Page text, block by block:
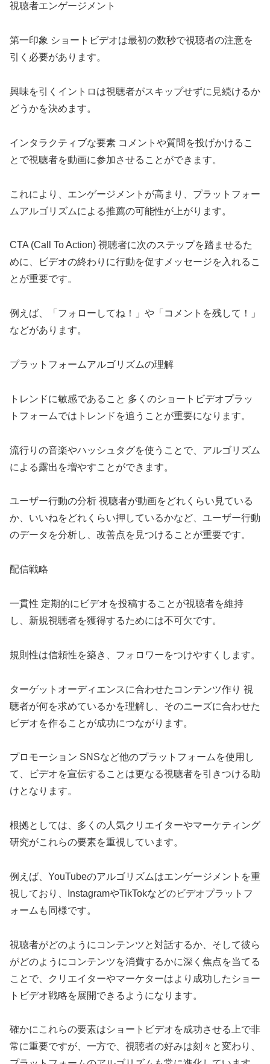
視聴者エンゲージメント
第一印象 ショートビデオは最初の数秒で視聴者の注意を
引く必要があります。
興味を引くイントロは視聴者がスキップせずに見続けるか
どうかを決めます。
インタラクティブな要素 コメントや質問を投げかけるこ
とで視聴者を動画に参加させることができます。
これにより、エンゲージメントが高まり、プラットフォー
ムアルゴリズムによる推薦の可能性が上がります。
CTA (Call To Action) 視聴者に次のステップを踏ませるた
めに、ビデオの終わりに行動を促すメッセージを入れるこ
とが重要です。
例えば、「フォローしてね！」や「コメントを残して！」
などがあります。
プラットフォームアルゴリズムの理解
トレンドに敏感であること 多くのショートビデオプラッ
トフォームではトレンドを追うことが重要になります。
流行りの音楽やハッシュタグを使うことで、アルゴリズム
による露出を増やすことができます。
ユーザー行動の分析 視聴者が動画をどれくらい見ている
か、いいねをどれくらい押しているかなど、ユーザー行動
のデータを分析し、改善点を見つけることが重要です。
配信戦略
一貫性 定期的にビデオを投稿することが視聴者を維持
し、新規視聴者を獲得するためには不可欠です。
規則性は信頼性を築き、フォロワーをつけやすくします。
ターゲットオーディエンスに合わせたコンテンツ作り 視
聴者が何を求めているかを理解し、そのニーズに合わせた
ビデオを作ることが成功につながります。
プロモーション SNSなど他のプラットフォームを使用し
て、ビデオを宣伝することは更なる視聴者を引きつける助
けとなります。
根拠としては、多くの人気クリエイターやマーケティング
研究がこれらの要素を重視しています。
例えば、YouTubeのアルゴリズムはエンゲージメントを重
視しており、InstagramやTikTokなどのビデオプラットフ
ォームも同様です。
視聴者がどのようにコンテンツと対話するか、そして彼ら
がどのようにコンテンツを消費するかに深く焦点を当てる
ことで、クリエイターやマーケターはより成功したショー
トビデオ戦略を展開できるようになります。
確かにこれらの要素はショートビデオを成功させる上で非
常に重要ですが、一方で、視聴者の好みは刻々と変わり、